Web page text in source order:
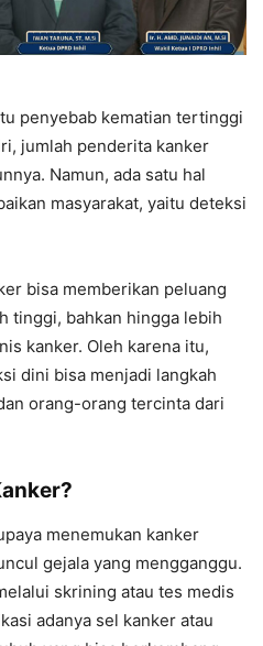
penyebab kematian tertinggi
jumlah penderita kanker
Namun, ada satu hal
masyarakat, yaitu deteksi
bisa memberikan peluang
tinggi, bahkan hingga lebih
kanker. Oleh karena itu,
dini bisa menjadi langkah
orang-orang tercinta dari
menemukan kanker
gejala yang mengganggu.
skrining atau tes medis
adanya sel kanker atau